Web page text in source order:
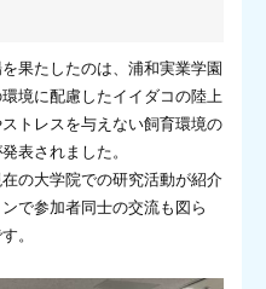
果たしたのは、浦和実業学園
境に配慮したイイダコの陸上
トレスを与えない飼育環境の
表されました。
の大学院での研究活動が紹介
で参加者同士の交流も図ら
。